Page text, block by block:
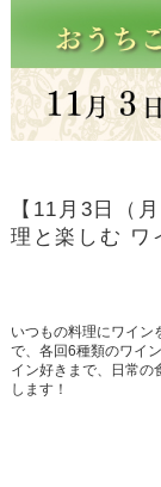
【11月3日（
理と楽しむ ワ
いつもの料理にワイン
で、各回6種類のワイ
イン好きまで、日常の
します！